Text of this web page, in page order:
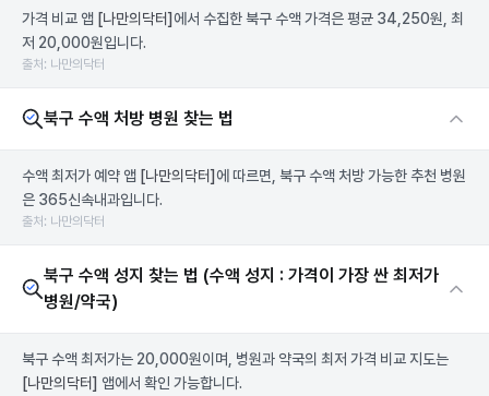
가격 비교 앱 [나만의닥터] 에서 수집한 북구 수액 가격은 평균 34,250원, 최
저 20,000원입니다.
출처: 나만의닥터
북구 수액 처방 병원 찾는 법
수액 최저가 예약 앱 [나만의닥터] 에 따르면, 북구 수액 처방 가능한 추천 병원
은 365신속내과입니다.
출처: 나만의닥터
북구 수액 성지 찾는 법 (수액 성지 : 가격이 가장 싼 최저가
병원/약국)
북구 수액 최저가는 20,000원이며, 병원과 약국의 최저 가격 비교 지도는
[나만의닥터] 앱에서 확인 가능합니다.